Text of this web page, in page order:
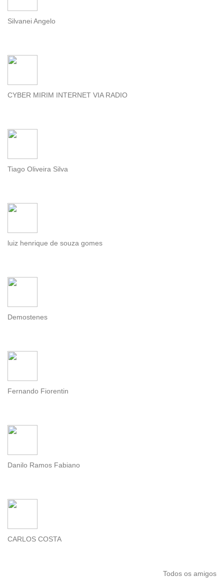
Silvanei Angelo
CYBER MIRIM INTERNET VIA RADIO
Tiago Oliveira Silva
luiz henrique de souza gomes
Demostenes
Fernando Fiorentin
Danilo Ramos Fabiano
CARLOS COSTA
Todos os amigos